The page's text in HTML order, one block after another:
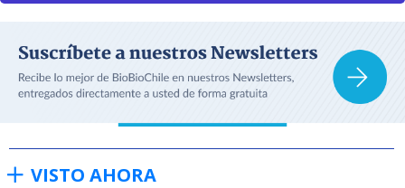
VISTO AHORA